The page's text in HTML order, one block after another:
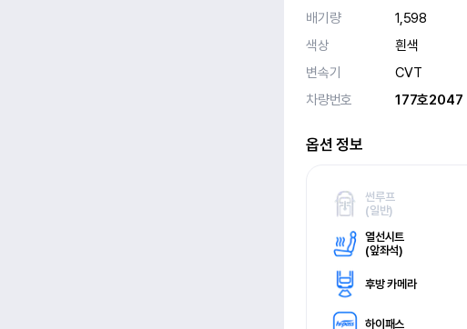
배기량
1,598
색상
흰색
변속기
CVT
차량번호
177호2047
옵션 정보
썬루프
(일반)
열선시트
(앞좌석)
후방 카메라
하이패스